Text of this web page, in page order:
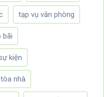
tạp vụ văn phòng
bãi
kiện
nhà